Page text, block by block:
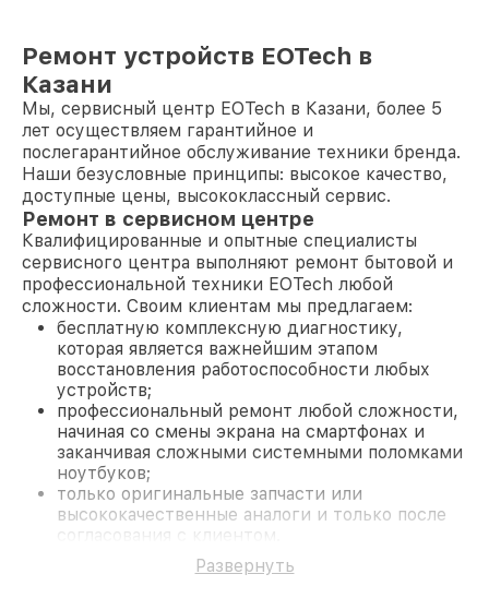
Ремонт устройств EOTech в
Казани
Мы, сервисный центр EOTech в Казани, более 5
лет осуществляем гарантийное и
послегарантийное обслуживание техники бренда.
Наши безусловные принципы: высокое качество,
доступные цены, высококлассный сервис.
Ремонт в сервисном центре
Квалифицированные и опытные специалисты
сервисного центра выполняют ремонт бытовой и
профессиональной техники EOTech любой
сложности. Своим клиентам мы предлагаем:
бесплатную комплексную диагностику,
которая является важнейшим этапом
восстановления работоспособности любых
устройств;
профессиональный ремонт любой сложности,
начиная со смены экрана на смартфонах и
заканчивая сложными системными поломками
ноутбуков;
только оригинальные запчасти или
высококачественные аналоги и только после
согласования с клиентом.
На все работы и замененные комплектующие
предоставляется длительная гарантия. В случае
Развернуть